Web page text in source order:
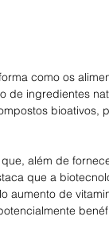
como os
de ingredientes
bioativos,
além de
que a
aumento de